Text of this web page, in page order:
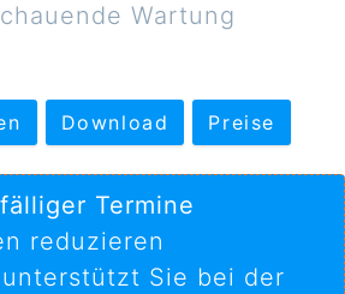
Wartung
Download Preise
Termine
reduzieren
Sie bei der